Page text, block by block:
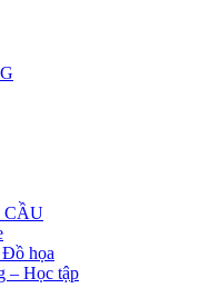
CẦU
họa
– Học tập